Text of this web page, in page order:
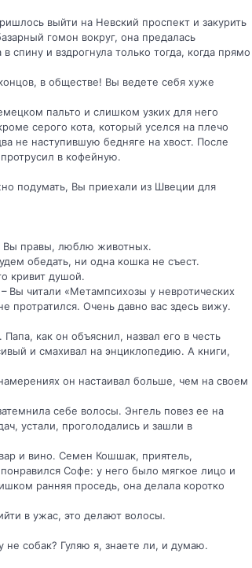
выйти на Невский проспект и закурить
гомон вокруг, она предалась
и вздрогнула только тогда, когда прямо
в обществе! Вы ведете себя хуже
пальто и слишком узких для него
серого кота, который уселся на плечо
не наступившую бедняге на хвост. После
в кофейную.
подумать, Вы приехали из Швеции для
Вы правы, люблю животных.
обедать, ни одна кошка не съест.
кривит душой.
Вы читали «Метампсихозы у невротических
протратился. Очень давно вас здесь вижу.
как он объяснил, назвал его в честь
и смахивал на энциклопедию. А книги,
он настаивал больше, чем на своем
себе волосы. Энгель повез ее на
устали, проголодались и зашли в
и вино. Семен Кошшак, приятель,
Софе: у него было мягкое лицо и
ранняя проседь, она делала коротко
в ужас, это делают волосы.
не собак? Гуляю я, знаете ли, и думаю.